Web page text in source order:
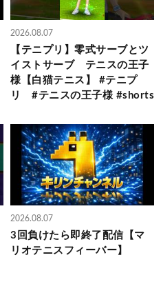
2026.08.07
【テニプリ】零式サーブとツ
イストサーブ テニスの王子
様【白猫テニス】 #テニプ
リ #テニスの王子様 #shorts
2026.08.07
3回負けたら即終了配信【マ
リオテニスフィーバー】